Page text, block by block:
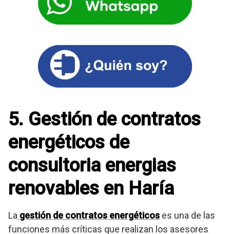
5. Gestión de contratos
energéticos de
consultoria energias
renovables en Haría
La gestión de contratos energéticos es una de las
funciones más críticas que realizan los asesores